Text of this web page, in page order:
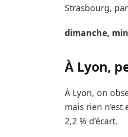
Strasbourg,
dimanche,
À Lyon,
À Lyon, on
mais rien n’est
2,2 % d’écart.